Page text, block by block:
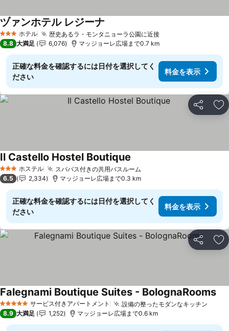
3 ホテルのランク
ホテル 歴史あるラ・モンタニョーラ公園に近接料金を表示
ヅァンホテル レジーナ
8.8 大満足 6,076 マッジョーレ広場まで0.7 km
正確な料金を確認するには日付を選択してく
ださい
料金を表示
シェア お
3 ホテルのランク
ホステル スパバス付きの共用バスルーム
Il Castello Hostel Boutique
6.5 2,334 マッジョーレ広場まで0.3 km
正確な料金を確認するには日付を選択してく
ださい
料金を表示
シェア お
5 ホテルのランクサービス付きアパートメント 設備の整ったモダンなキッチン
Falegnami Boutique Suites - BolognaRooms料
8.9 大満足 1,252 マッジョーレ広場まで0.6 km